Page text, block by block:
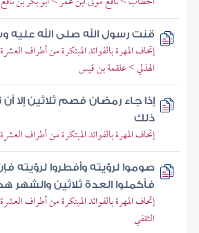
قنت رسول الله صلى الله عليه
إتحاف المهرة بالفوائد المبتكرة من أطراف
الهذلي > علقمة بن قيس
إذا جاء رمضان فصم ثلاثين إلا
ذلك
إتحاف المهرة بالفوائد المبتكرة من أطراف
صوموا لرؤيته وأفطروا لرؤيته
فأكملوا العدة ثلاثين والشهر
إتحاف المهرة بالفوائد المبتكرة من أطراف
الثقفي